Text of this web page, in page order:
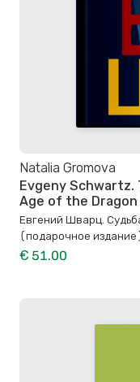
Natalia Gromova
Evgeny
Age of the Dragon
Евгений Шварц.
(подарочное
€ 51.00